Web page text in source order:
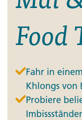
Food
Fahr in
Khlongs von
Probiere